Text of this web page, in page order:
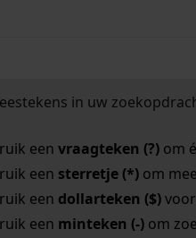
in uw
een vraagteken (?)om
een sterretje (*)om
een dollarteken ($)voor
een minteken (-)om